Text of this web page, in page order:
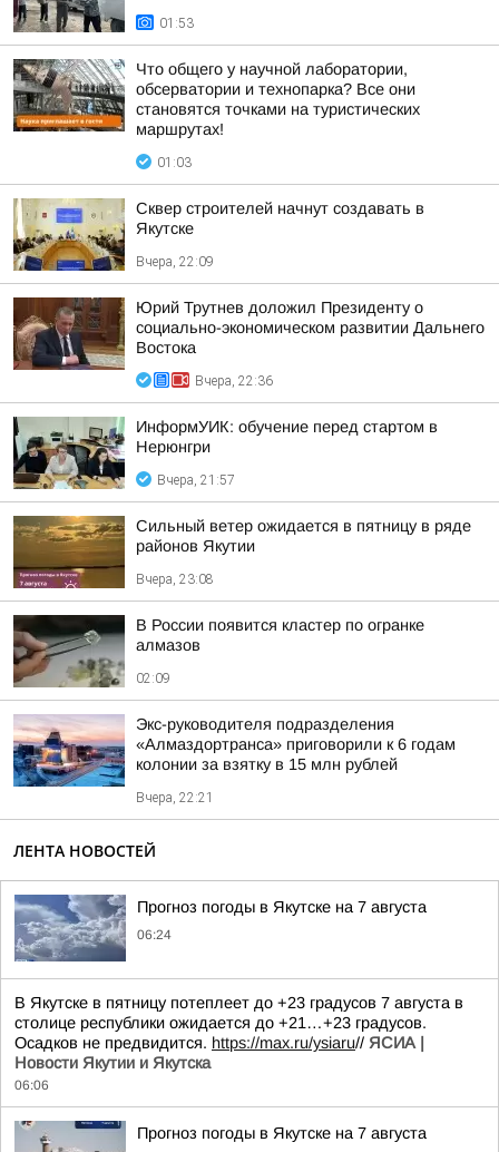
01:53
Что общего у научной лаборатории,
обсерватории и технопарка? Все они
становятся точками на туристических
маршрутах!
01:03
Сквер строителей начнут создавать в
Якутске
Вчера, 22:09
Юрий Трутнев доложил Президенту о
социально-экономическом развитии Дальнего
Востока
Вчера, 22:36
ИнформУИК: обучение перед стартом в
Нерюнгри
Вчера, 21:57
Сильный ветер ожидается в пятницу в ряде
районов Якутии
Вчера, 23:08
В России появится кластер по огранке
алмазов
02:09
Экс-руководителя подразделения
«Алмаздортранса» приговорили к 6 годам
колонии за взятку в 15 млн рублей
Вчера, 22:21
ЛЕНТА НОВОСТЕЙ
Прогноз погоды в Якутске на 7 августа
06:24
В Якутске в пятницу потеплеет до +23 градусов 7 августа в
столице республики ожидается до +21…+23 градусов.
Осадков не предвидится. https://max.ru/ysiaru// ЯСИА |
Новости Якутии и Якутска
06:06
Прогноз погоды в Якутске на 7 августа